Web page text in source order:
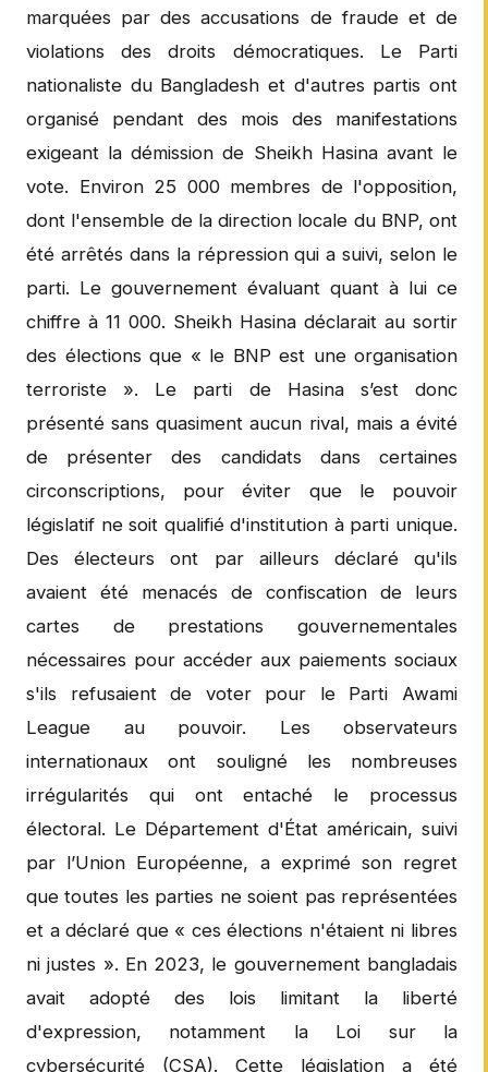
marquées par des accusations de fraude et de
violations des droits démocratiques. Le Parti
nationaliste du Bangladesh et d'autres partis ont
organisé pendant des mois des manifestations
exigeant la démission de Sheikh Hasina avant le
vote. Environ 25 000 membres de l'opposition,
dont l'ensemble de la direction locale du BNP, ont
été arrêtés dans la répression qui a suivi, selon le
parti. Le gouvernement évaluant quant à lui ce
chiffre à 11 000. Sheikh Hasina déclarait au sortir
des élections que « le BNP est une organisation
terroriste ». Le parti de Hasina s’est donc
présenté sans quasiment aucun rival, mais a évité
de présenter des candidats dans certaines
circonscriptions, pour éviter que le pouvoir
législatif ne soit qualifié d'institution à parti unique.
Des électeurs ont par ailleurs déclaré qu'ils
avaient été menacés de confiscation de leurs
cartes de prestations gouvernementales
nécessaires pour accéder aux paiements sociaux
s'ils refusaient de voter pour le Parti Awami
League au pouvoir. Les observateurs
internationaux ont souligné les nombreuses
irrégularités qui ont entaché le processus
électoral. Le Département d'État américain, suivi
par l’Union Européenne, a exprimé son regret
que toutes les parties ne soient pas représentées
et a déclaré que « ces élections n'étaient ni libres
ni justes ». En 2023, le gouvernement bangladais
avait adopté des lois limitant la liberté
d'expression, notamment la Loi sur la
cybersécurité (CSA). Cette législation a été